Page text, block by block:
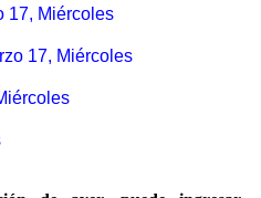
17, Miércoles
17, Miércoles